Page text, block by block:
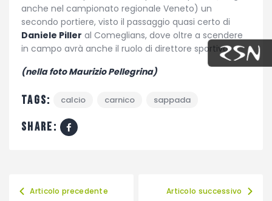
anche nel campionato regionale Veneto) un
secondo portiere, visto il passaggio quasi certo di
Daniele Piller al Comeglians, dove oltre a scendere
in campo avrà anche il ruolo di direttore sportivo.
(nella foto Maurizio Pellegrina)
Tags: calcio carnico sappada
share:
Articolo precedente Articolo successivo